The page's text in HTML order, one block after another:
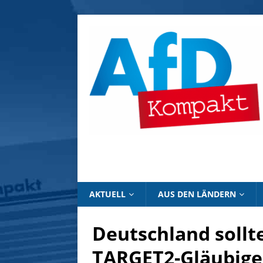
AKTUELL AUS DEN LÄNDERN
Deutschland
TARGET2-